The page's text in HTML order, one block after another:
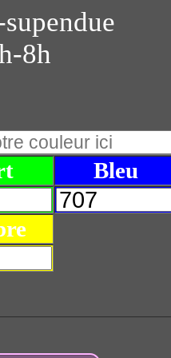
8h
Bleu